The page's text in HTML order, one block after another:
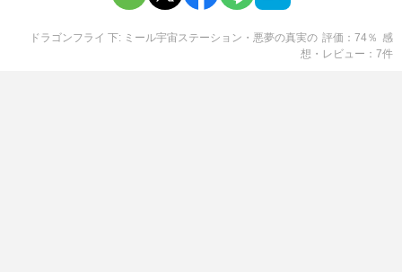
ドラゴンフライ 下: ミール宇宙ステーション・悪夢の真実の 評価 74％ 感
想・レビュー
7件